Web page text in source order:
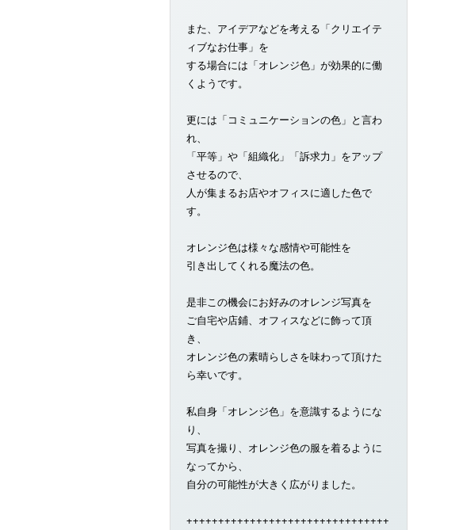
また、アイデアなどを考える「クリエイテ
ィブなお仕事」を
する場合には「オレンジ色」が効果的に働
くようです。
更には「コミュニケーションの色」と言わ
れ、
「平等」や「組織化」「訴求力」をアップ
させるので、
人が集まるお店やオフィスに適した色で
す。
オレンジ色は様々な感情や可能性を
引き出してくれる魔法の色。
是非この機会にお好みのオレンジ写真を
ご自宅や店鋪、オフィスなどに飾って頂
き、
オレンジ色の素晴らしさを味わって頂けた
ら幸いです。
私自身「オレンジ色」を意識するようにな
り、
写真を撮り、オレンジ色の服を着るように
なってから、
自分の可能性が大きく広がりました。
++++++++++++++++++++++++++++++++